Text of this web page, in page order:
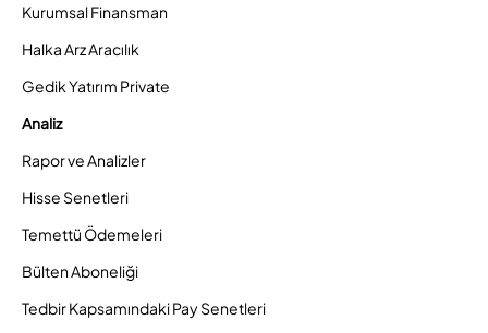
Kurumsal Finansman
Halka Arz Aracılık
Gedik Yatırım Private
Analiz
Rapor ve Analizler
Hisse Senetleri
Temettü Ödemeleri
Bülten Aboneliği
Tedbir Kapsamındaki Pay Senetleri